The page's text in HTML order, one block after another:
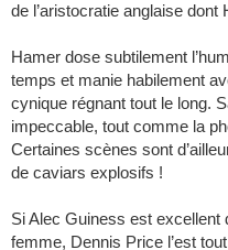
de l’aristocratie anglaise dont
Hamer dose subtilement
temps et manie habilement
cynique régnant tout le long.
impeccable, tout comme la
Certaines scènes sont
de caviars explosifs !
Si Alec Guiness est excellent
femme, Dennis Price l’est